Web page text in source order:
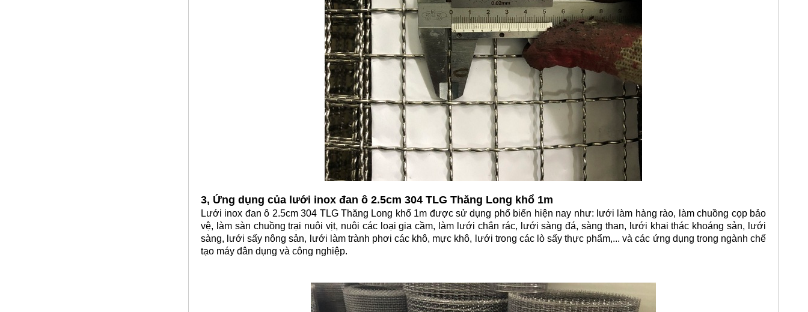
3, Ứng dụng của lưới inox đan ô 2.5cm 304 TLG Thăng Long khổ 1m
Lưới inox đan ô 2.5cm 304 TLG Thăng Long khổ 1m được sử dụng phổ biến hiện nay như: lưới làm hàng rào, làm chuồng cọp bảo
vệ, làm sàn chuồng trại nuôi vịt, nuôi các loại gia cầm, làm lưới chắn rác, lưới sàng đá, sàng than, lưới khai thác khoáng sản, lưới
sàng, lưới sấy nông sản, lưới làm trành phơi các khô, mực khô, lưới trong các lò sấy thực phẩm,... và các ứng dụng trong ngành chế
tạo máy đân dụng và công nghiệp.